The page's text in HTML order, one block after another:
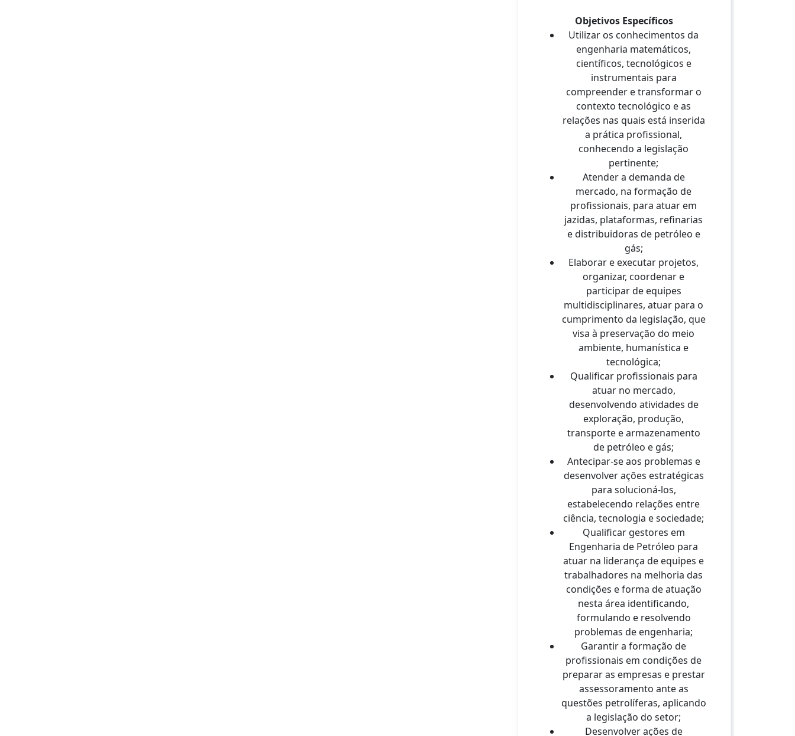
Objetivos Específicos
Utilizar os conhecimentos da
engenharia matemáticos,
científicos, tecnológicos e
instrumentais para
compreender e transformar o
contexto tecnológico e as
relações nas quais está inserida
a prática profissional,
conhecendo a legislação
pertinente;
Atender a demanda de
mercado, na formação de
profissionais, para atuar em
jazidas, plataformas, refinarias
e distribuidoras de petróleo e
gás;
Elaborar e executar projetos,
organizar, coordenar e
participar de equipes
multidisciplinares, atuar para o
cumprimento da legislação, que
visa à preservação do meio
ambiente, humanística e
tecnológica;
Qualificar profissionais para
atuar no mercado,
desenvolvendo atividades de
exploração, produção,
transporte e armazenamento
de petróleo e gás;
Antecipar-se aos problemas e
desenvolver ações estratégicas
para solucioná-los,
estabelecendo relações entre
ciência, tecnologia e sociedade;
Qualificar gestores em
Engenharia de Petróleo para
atuar na liderança de equipes e
trabalhadores na melhoria das
condições e forma de atuação
nesta área identificando,
formulando e resolvendo
problemas de engenharia;
Garantir a formação de
profissionais em condições de
preparar as empresas e prestar
assessoramento ante as
questões petrolíferas, aplicando
a legislação do setor;
Desenvolver ações de